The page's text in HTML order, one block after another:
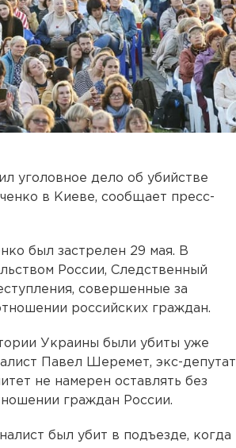
уголовное дело об убийстве
в Киеве, сообщает пресс-
был застрелен 29 мая. В
России, Следственный
совершенные за
российских граждан.
Украины были убиты уже
Павел Шеремет, экс-депутат
не намерен оставлять без
граждан России.
был убит в подъезде, когда